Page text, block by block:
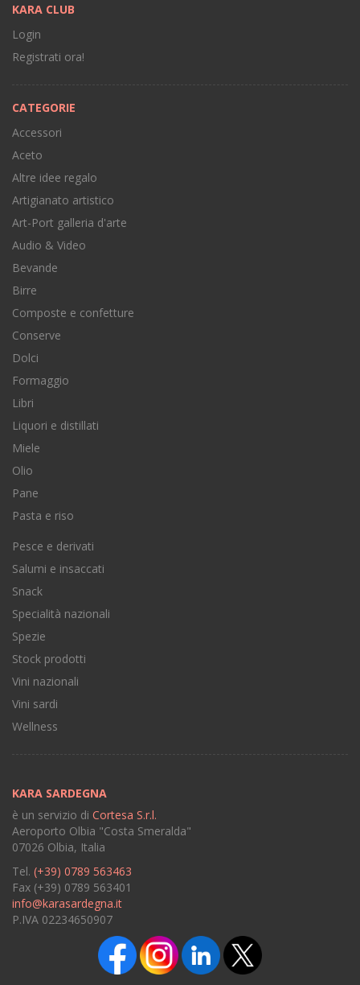
KARA CLUB
Login
Registrati ora!
CATEGORIE
Accessori
Aceto
Altre idee regalo
Artigianato artistico
Art-Port galleria d'arte
Audio & Video
Bevande
Birre
Composte e confetture
Conserve
Dolci
Formaggio
Libri
Liquori e distillati
Miele
Olio
Pane
Pasta e riso
Pesce e derivati
Salumi e insaccati
Snack
Specialità nazionali
Spezie
Stock prodotti
Vini nazionali
Vini sardi
Wellness
KARA SARDEGNA
è un servizio di Cortesa S.r.l.
Aeroporto Olbia "Costa Smeralda"
07026 Olbia, Italia
Tel. (+39) 0789 563463
Fax (+39) 0789 563401
info@karasardegna.it
P.IVA 02234650907